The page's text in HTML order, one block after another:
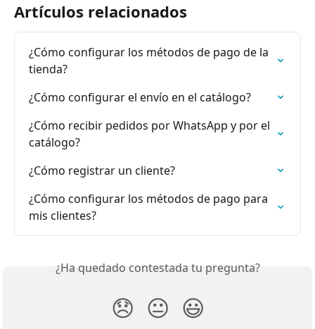
Artículos relacionados
¿Cómo configurar los métodos de pago de la
tienda?
¿Cómo configurar el envío en el catálogo?
¿Cómo recibir pedidos por WhatsApp y por el
catálogo?
¿Cómo registrar un cliente?
¿Cómo configurar los métodos de pago para
mis clientes?
¿Ha quedado contestada tu pregunta?
😞 😐 😃